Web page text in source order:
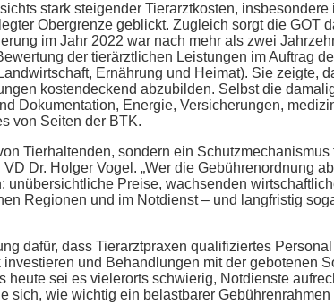
stark steigender Tierarztkosten,
Obergrenze geblickt. Zugleich sorgt die GOT
im Jahr 2022 war nach mehr als zwei
der tierärztlichen Leistungen im Auftrag
Ernährung und Heimat). Sie zeigte,
kostendeckend abzubilden. Selbst die
Dokumentation, Energie, Versicherungen,
von Seiten der BTK.
Tierhaltenden, sondern ein Schutzmechanismus
Dr. Holger Vogel. „Wer die Gebührenordnung
Preise, wachsenden
Regionen und im Notdienst – und langfristig
dafür, dass Tierarztpraxen qualifiziertes
und Behandlungen mit der gebotenen
sei es vielerorts schwierig, Notdienste
sich, wie wichtig ein belastbarer Gebührenrahmen